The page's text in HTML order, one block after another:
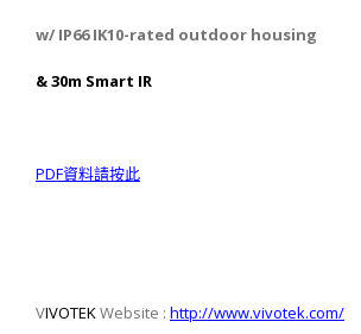
w/ IP66 IK10-rated outdoor housing
& 30m Smart IR
PDF資料請按此
VIVOTEKWebsite : http://www.vivotek.com/